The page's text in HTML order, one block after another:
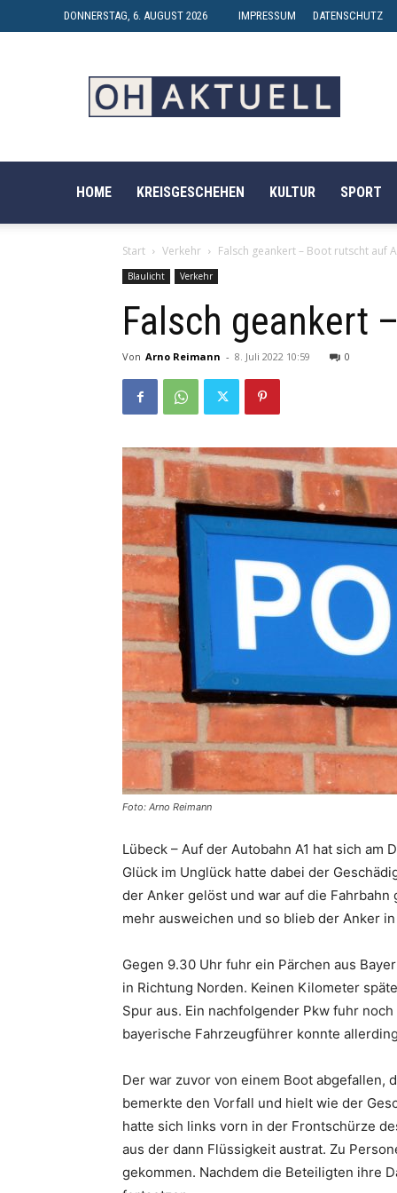
DONNERSTAG, 6. AUGUST 2026 IMPRESSUM DATENSCHUTZ
AKTUELL
HOME KREISGESCHEHEN KULTUR SPORT
Start Verkehr Falsch geankert – Boot rutscht auf
Blaulicht Verkehr
Falsch geankert
Von Arno Reimann - 8. Juli 2022 10:59 0
Foto: Arno Reimann
Lübeck – Auf der Autobahn A1 hat sich am
Glück im Unglück hatte dabei der
der Anker gelöst und war auf die
mehr ausweichen und so blieb der Anker
Gegen 9.30 Uhr fuhr ein Pärchen aus
in Richtung Norden. Keinen Kilometer
Spur aus. Ein nachfolgender Pkw fuhr
bayerische Fahrzeugführer konnte
Der war zuvor von einem Boot abgefallen,
bemerkte den Vorfall und hielt wie der
hatte sich links vorn in der Frontschürze
aus der dann Flüssigkeit austrat. Zu
gekommen. Nachdem die Beteiligten ihre